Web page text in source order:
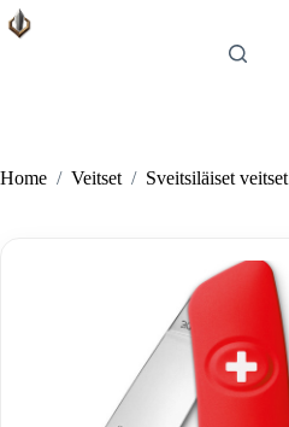
Skip
to
Home / Veitset / Sveitsiläiset veitset